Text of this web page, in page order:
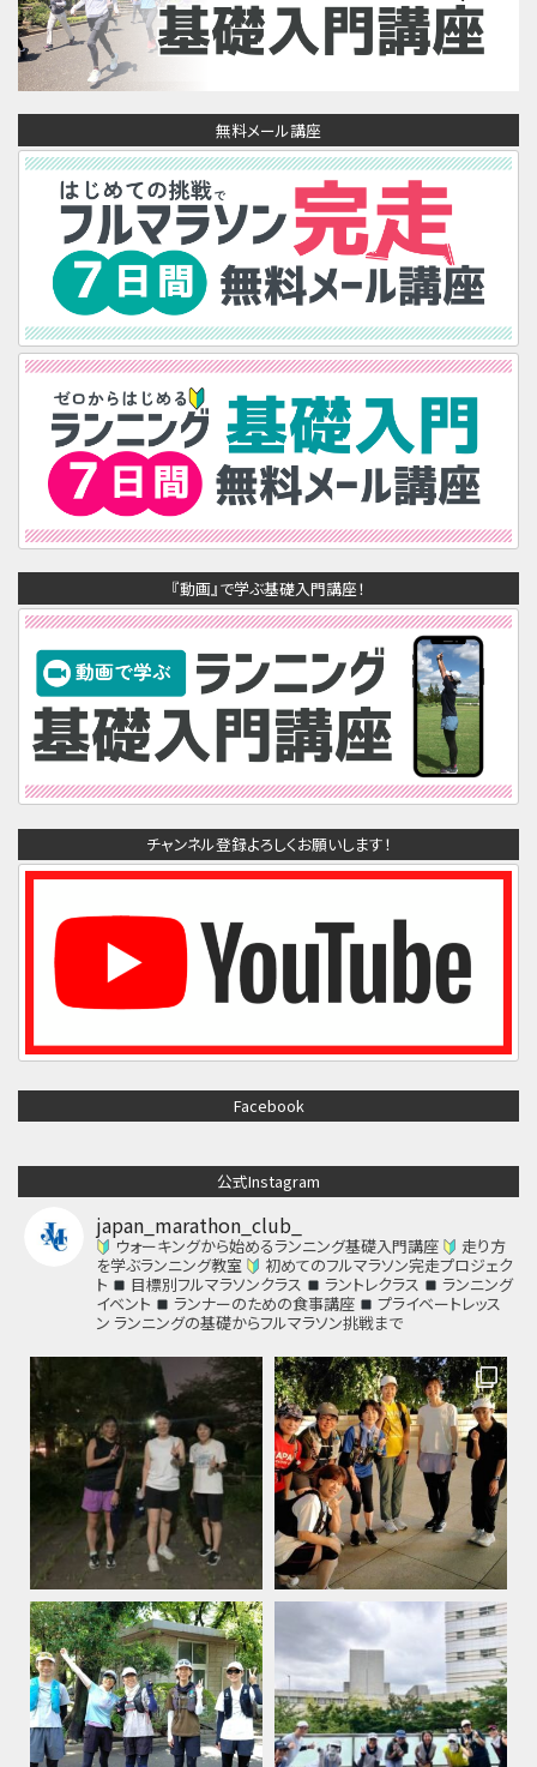
無料メール講座
『動画』で学ぶ基礎入門講座！
チャンネル登録よろしくお願いします！
Facebook
公式Instagram
japan_marathon_club_
ウォーキングから始めるランニング基礎入門講座
走り方
を学ぶランニング教室
初めてのフルマラソン完走プロジェク
ト
目標別フルマラソンクラス ラントレクラス
ランニング
イベント
ランナーのための食事講座
プライベートレッス
ン ランニングの基礎からフルマラソン挑戦まで